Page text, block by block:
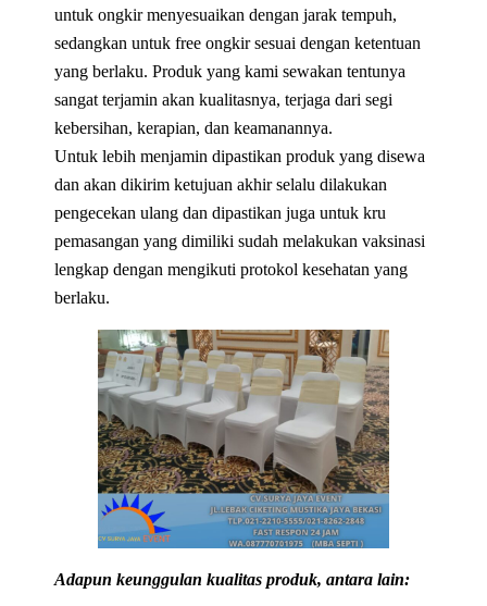
untuk ongkir menyesuaikan dengan jarak tempuh,
sedangkan untuk free ongkir sesuai dengan ketentuan
yang berlaku. Produk yang kami sewakan tentunya
sangat terjamin akan kualitasnya, terjaga dari segi
kebersihan, kerapian, dan keamanannya.
Untuk lebih menjamin dipastikan produk yang disewa
dan akan dikirim ketujuan akhir selalu dilakukan
pengecekan ulang dan dipastikan juga untuk kru
pemasangan yang dimiliki sudah melakukan vaksinasi
lengkap dengan mengikuti protokol kesehatan yang
berlaku.
Adapun keunggulan kualitas produk, antara lain: